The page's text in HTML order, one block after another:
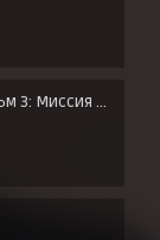
Моя геройская академия. Фильм 3: Миссия мировых героев